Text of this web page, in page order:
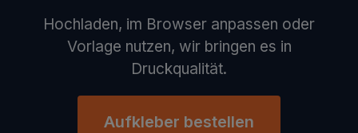
Hochladen, im Browser anpassen oder
Vorlage nutzen, wir bringen es in
Druckqualität.
Aufkleber bestellen